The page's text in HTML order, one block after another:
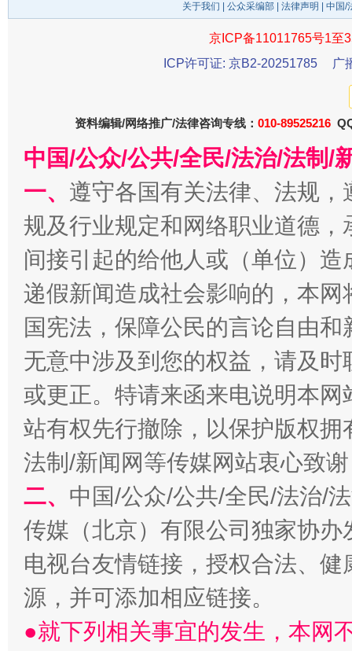
阿坝州三大球赛在茂县开幕 规模
关于我们 公众采编部 法律声明 | 中国
京ICP备11011765号1至
ICP许可证: 京B2-20251785
广
资料编辑/网络推广/法律咨询专线： 010-89525216
中国/公众/公共/全民/法治/法制/
一、 遵守各国有关法律、法规
规及行业规定和网络职业道德
间接引起的给他人或（单位）
递假新闻造成社会影响的，本
国宪法，保障公民的言论自由
无意中涉及到您的权益，请及
或更正。特请来函来电说明本
站有权先行撤除，以保护版权
法制/新闻网等传媒网站衷心致
二、 中国/公众/公共/全民/法治/
传媒（北京）有限公司独家协
电视台友情链接，授权合法、
源，并可添加相应链接。
●就下列相关事宜的发生，本网